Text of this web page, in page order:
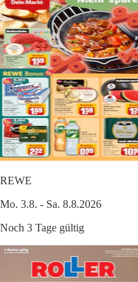
REWE
Mo. 3.8. - Sa. 8.8.2026
Noch 3 Tage gültig